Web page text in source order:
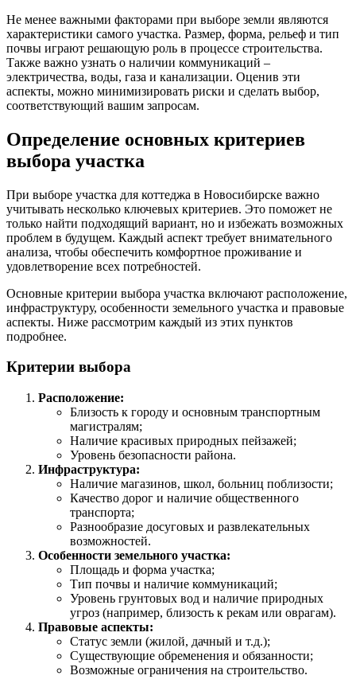
Не менее важными факторами при выборе земли являются
характеристики самого участка. Размер, форма, рельеф и тип
почвы играют решающую роль в процессе строительства.
Также важно узнать о наличии коммуникаций –
электричества, воды, газа и канализации. Оценив эти
аспекты, можно минимизировать риски и сделать выбор,
соответствующий вашим запросам.
Определение основных критериев
выбора участка
При выборе участка для коттеджа в Новосибирске важно
учитывать несколько ключевых критериев. Это поможет не
только найти подходящий вариант, но и избежать возможных
проблем в будущем. Каждый аспект требует внимательного
анализа, чтобы обеспечить комфортное проживание и
удовлетворение всех потребностей.
Основные критерии выбора участка включают расположение,
инфраструктуру, особенности земельного участка и правовые
аспекты. Ниже рассмотрим каждый из этих пунктов
подробнее.
Критерии выбора
Расположение:
Близость к городу и основным транспортным
магистралям;
Наличие красивых природных пейзажей;
Уровень безопасности района.
Инфраструктура:
Наличие магазинов, школ, больниц поблизости;
Качество дорог и наличие общественного
транспорта;
Разнообразие досуговых и развлекательных
возможностей.
Особенности земельного участка:
Площадь и форма участка;
Тип почвы и наличие коммуникаций;
Уровень грунтовых вод и наличие природных
угроз (например, близость к рекам или оврагам).
Правовые аспекты:
Статус земли (жилой, дачный и т.д.);
Существующие обременения и обязанности;
Возможные ограничения на строительство.